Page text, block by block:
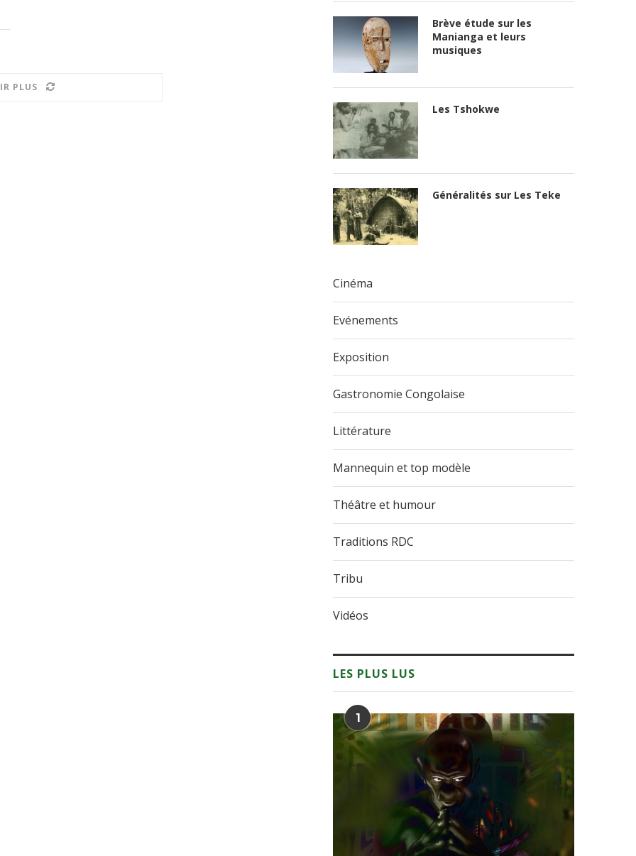
PLUS
Brève étude sur les
Manianga et leurs
musiques
Les Tshokwe
Généralités sur Les Teke
Cinéma
Evénements
Exposition
Gastronomie Congolaise
Littérature
Mannequin et top modèle
Théâtre et humour
Traditions RDC
Tribu
Vidéos
LES PLUS LUS
1